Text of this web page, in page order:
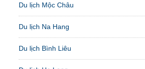
Du lịch Mộc Châu
Du lịch Na Hang
Du lịch Bình Liêu